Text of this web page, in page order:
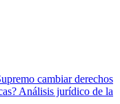
cambiar derechos
Análisis jurídico de la